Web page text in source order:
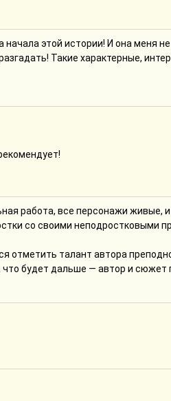
начала этой истории! И она меня
Такие характерные,
работа, все персонажи живые,
со своими неподростковыми
отметить талант автора
что будет дальше — автор и сюжет